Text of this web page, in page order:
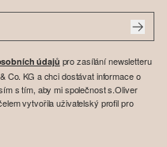
údajů pro zasílání newsletteru
Co. KG a chci dostávat informace o
s tím, aby mi společnost s.Oliver
vytvořila uživatelský profil pro